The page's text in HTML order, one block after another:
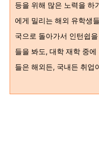
등을 위해 많은 노력을 하
에게 밀리는 해외 유학생
국으로 돌아가서 인턴쉽
들을 봐도, 대학 재학 중
들은 해외든, 국내든 취업